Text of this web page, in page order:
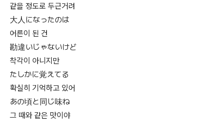
같을 정도로 두근거려
大人になったのは
어른이 된 건
勘違いじゃないけど
착각이 아니지만
たしかに覚えてる
확실히 기억하고 있어
あの頃と同じ味ね
그 때와 같은 맛이야